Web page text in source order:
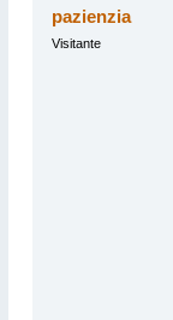
pazienzia
Visitante